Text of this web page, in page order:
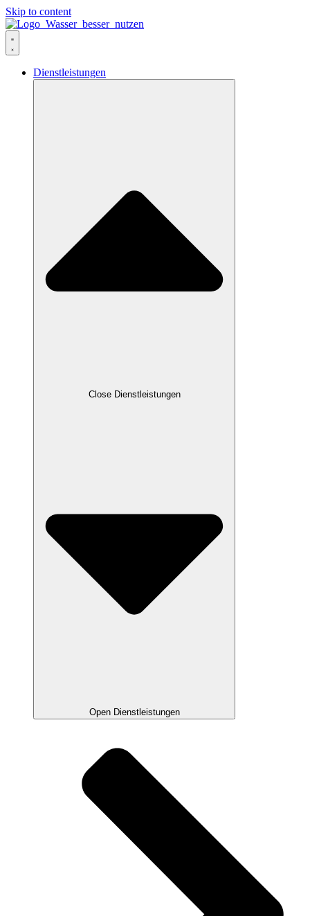
Skip to content
Dienstleistungen
Close Dienstleistungen
Open Dienstleistungen